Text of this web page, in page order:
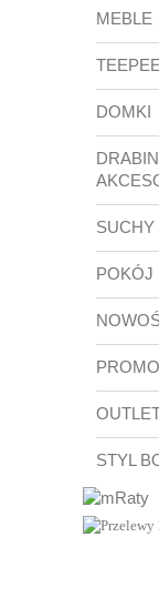
MEBLE
DOMKI
SUCHY
POKÓJ
STYL